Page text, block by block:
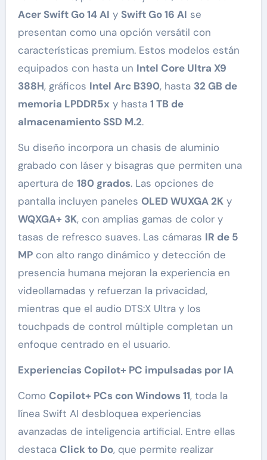
Acer Swift Go 14 AI y Swift Go 16 AI se
presentan como una opción versátil con
características premium. Estos modelos están
equipados con hasta un Intel Core Ultra X9
388H, gráficos Intel Arc B390, hasta 32 GB de
memoria LPDDR5x y hasta 1 TB de
almacenamiento SSD M.2.
Su diseño incorpora un chasis de aluminio
grabado con láser y bisagras que permiten una
apertura de 180 grados. Las opciones de
pantalla incluyen paneles OLED WUXGA 2Ky
WQXGA+ 3K, con amplias gamas de color y
tasas de refresco suaves. Las cámaras IR de 5
MPcon alto rango dinámico y detección de
presencia humana mejoran la experiencia en
videollamadas y refuerzan la privacidad,
mientras que el audio DTS:X Ultra y los
touchpads de control múltiple completan un
enfoque centrado en el usuario.
Experiencias Copilot+ PC impulsadas por IA
Como Copilot+ PCs con Windows 11, toda la
línea Swift AI desbloquea experiencias
avanzadas de inteligencia artificial. Entre ellas
destaca Click to Do, que permite realizar